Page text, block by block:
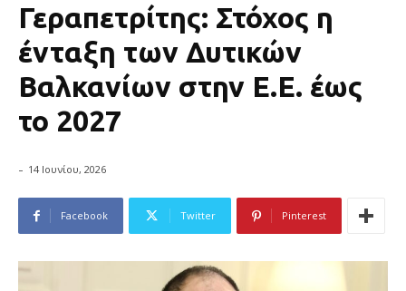
Γεραπετρίτης: Στόχος η
ένταξη των Δυτικών
Βαλκανίων στην Ε.Ε. έως
το 2027
- 14 Ιουνίου, 2026
Facebook Twitter Pinterest